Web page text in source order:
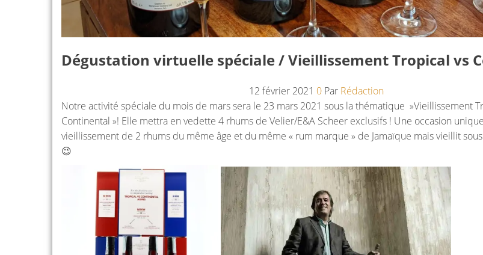
Dégustation virtuelle spéciale / Vieillissement Tropical vs
12 février 2021 0 Par Rédaction
Notre activité spéciale du mois de mars sera le 23 mars 2021 sous la thématique »Vieillissement
Continental »! Elle mettra en vedette 4 rhums de Velier/E&A Scheer exclusifs ! Une occasion
vieillissement de 2 rhums du même âge et du même « rum marque » de Jamaïque mais vieillit
😉